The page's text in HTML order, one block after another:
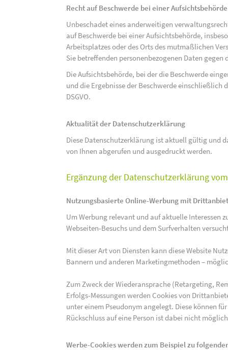
Recht auf Beschwerde bei einer Aufsichtsbehörde
Unbeschadet eines anderweitigen
auf Beschwerde bei einer Aufsichtsbehörde,
Arbeitsplatzes oder des Orts des mutmaßlichen
Sie betreffenden personenbezogenen Daten gegen
Die Aufsichtsbehörde, bei der die Beschwerde
und die Ergebnisse der Beschwerde
DSGVO.
Aktualität der Datenschutzerklärung
Diese Datenschutzerklärung ist aktuell gültig und
von Ihnen abgerufen und ausgedruckt werden.
Ergänzung der Datenschutzerklärung
Nutzungsbasierte Online-Werbung mit
Um Werbung relevant und auf aktuelle Interessen
Webseiten-Besuchs und dem Surfverhalten
Mit dieser Art von Diensten kann diese Website
Bannern und anderen Marketingmethoden –
Zum Zweck der Wiederansprache (Retargeting,
Erfolgs-Messungen werden Cookies von
unter einem Pseudonym angelegt. Diese können
Rückschluss auf eine Person ist dabei nicht
Werbe-Cookies werden zum Beispiel zu